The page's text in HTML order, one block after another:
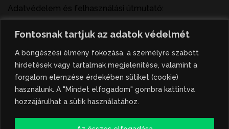
Fontosnak tartjuk az adatok védelmét
A böngészési élmény fokozása, a személyre szabott
hirdetések vagy tartalmak megjelenítése, valamint a
forgalom elemzése érdekében sütiket (cookie)
használunk. A "Mindet elfogadom" gombra kattintva
hozzájárulhat a sütik használatához.
Adatvédelem és felhasználási útmutató:
A szenttamás.rs magyar nyelvű internetes hírportálon
megjelenő szerzői írások, a híranyag és minden egyéb
tartalom a portált működtető Gion Nándor Kulturális
Központ szellemi tulajdonát képezik, amely szellemi
tulajdont a nemzetközi és szerbiai törvények védik. A
jogosulatlan felhasználás büntető- és polgári jogi
következményeket von maga után. A hírportálon
ismertetése, illetve közzétett fotók átvétele kizárólag